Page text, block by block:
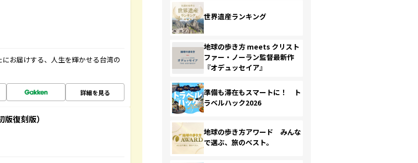
お届けする、人生を輝かせる台湾の
詳細を見る
復刻版）
世界遺産ランキング
地球の歩き方 meets クリスト
ファー・ノーラン監督最新作
『オデュッセイア』
準備も滞在もスマートに！ ト
ラベルハック2026
地球の歩き方アワード みんな
で選ぶ、旅のベスト。